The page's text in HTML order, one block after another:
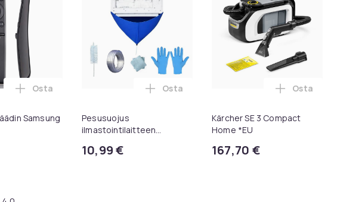
I/II, QC25, QC15, QC 2 AE 2, AE 2i, AE 2w, SoundTrue, SoundLink Black
Samsung
Lisää Yleiskaukosäädin Samsung Smart TV:lle ostoskoriin
Osta
Pesusuojus
ilmastointilaitteen
10,99 €
Lisää Pesusuojus ilmastointilaitteen
Osta
Kärcher SE 3 Compact
Home *EU
167,70 €
Lisää
Osta